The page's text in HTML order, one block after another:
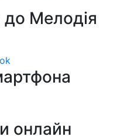
до Мелодія
онлайн